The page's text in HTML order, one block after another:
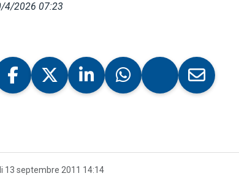
4/2026 07:23
13 septembre 2011 14:14